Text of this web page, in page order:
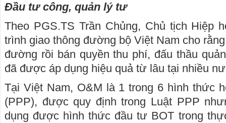
Đầu tư công, quản lý tư
Theo PGS.TS Trần Chủng, Chủ tịch Hiệp
trình giao thông đường bộ Việt Nam cho
đường rồi bán quyền thu phí, đấu thầu
đã được áp dụng hiệu quả từ lâu tại nhiều
Tại Việt Nam, O&M là 1 trong 6 hình thức
(PPP), được quy định trong Luật PPP
dụng được hình thức đầu tư BOT trong